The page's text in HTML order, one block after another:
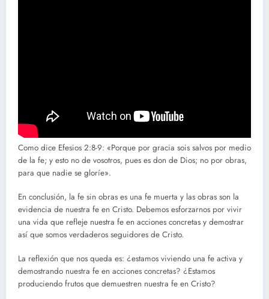
Como dice Efesios 2:8-9: «Porque por gracia sois salvos por medio
de la fe; y esto no de vosotros, pues es don de Dios; no por obras,
para que nadie se gloríe».
En conclusión, la fe sin obras es una fe muerta y las obras son la
evidencia de nuestra fe en Cristo. Debemos esforzarnos por vivir
una vida que refleje nuestra fe en acciones concretas y demostrar
así que somos verdaderos seguidores de Cristo.
La reflexión que nos queda es: ¿estamos viviendo una fe activa y
demostrando nuestra fe en acciones concretas? ¿Estamos
produciendo frutos que demuestren nuestra fe en Cristo?